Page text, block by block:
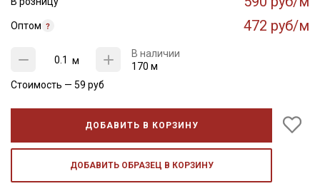
Оптом 472 руб/м
м
В наличии
170 м
Стоимость — 59 руб
ДОБАВИТЬ В КОРЗИНУ
ДОБАВИТЬ ОБРАЗЕЦ В КОРЗИНУ